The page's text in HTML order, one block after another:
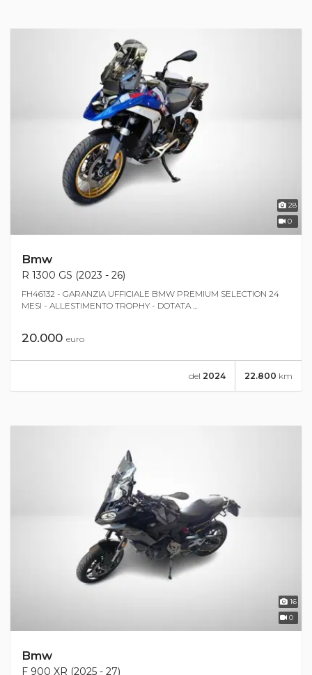
28
0
Bmw
R 1300 GS (2023 - 26)
FH46132 - GARANZIA UFFICIALE BMW PREMIUM SELECTION 24
MESI - ALLESTIMENTO TROPHY - DOTATA ...
20.000 euro
22.800 km
del 2024
16
0
Bmw
F 900 XR (2025 - 27)